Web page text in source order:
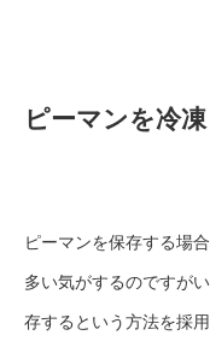
ピーマンを冷
ピーマンを保存する場
多い気がするのですが
存するという方法を採